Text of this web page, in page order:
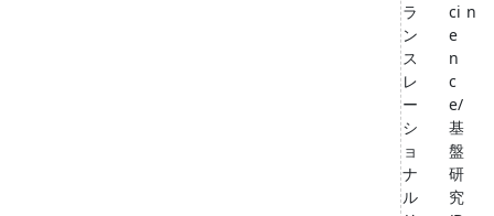
ラ
ン
ス
レ
ー
シ
ョ
ナ
ル
ci
e
n
c
e/
基
盤
研
究
n